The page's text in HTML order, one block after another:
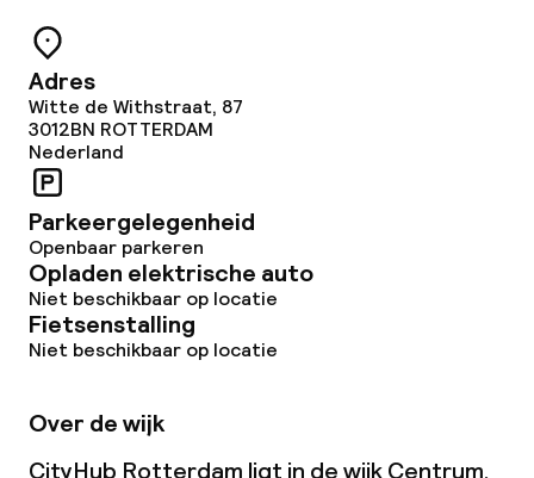
Adres
Witte de Withstraat, 87
3012BN ROTTERDAM
Nederland
Parkeergelegenheid
Openbaar parkeren
Opladen elektrische auto
Niet beschikbaar op locatie
Fietsenstalling
Niet beschikbaar op locatie
Over de wijk
CityHub Rotterdam ligt in de wijk Centrum.